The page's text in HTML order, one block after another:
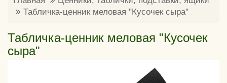
Табличка-ценник меловая "Кусочек сыра"
Табличка-ценник меловая "Кусочек
сыра"